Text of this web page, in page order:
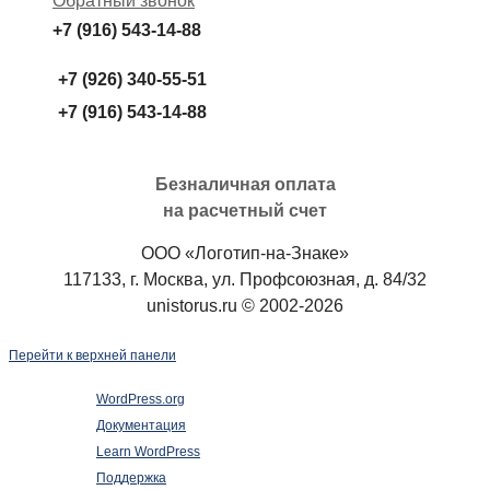
+7 (916) 543-14-88
+7 (926) 340-55-51
+7 (916) 543-14-88
Безналичная оплата
на расчетный счет
ООО «Логотип-на-Знаке»
117133, г. Москва, ул. Профсоюзная, д. 84/32
unistorus.ru © 2002-2026
Перейти к верхней панели
WordPress
WordPress.org
Документация
Learn WordPress
Поддержка